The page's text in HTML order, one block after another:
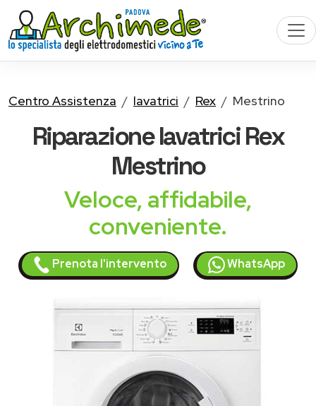
Centro Assistenza lavatrici Rex Mestrino
Riparazionelavatrici Rex
Mestrino
Veloce, affidabile,
conveniente.
Prenota l'intervento WhatsApp